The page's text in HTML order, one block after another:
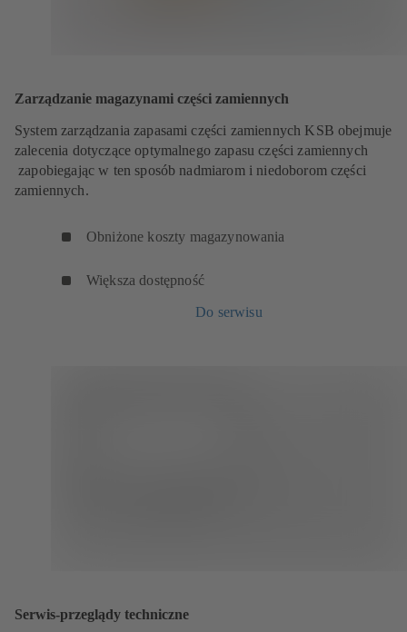
Zarządzanie magazynami części zamiennych
System zarządzania zapasami części zamiennych KSB obejmuje
zalecenia dotyczące optymalnego zapasu części zamiennych
zapobiegając w ten sposób nadmiarom i niedoborom części
zamiennych.
Obniżone koszty magazynowania
Większa dostępność
Do serwisu
Serwis-przeglądy techniczne